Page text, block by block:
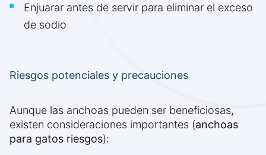
Enjuarar antes de servir para eliminar el exceso
de sodio
Riesgos potenciales y precauciones
Aunque las anchoas pueden ser beneficiosas,
existen consideraciones importantes (anchoas
para gatos riesgos):